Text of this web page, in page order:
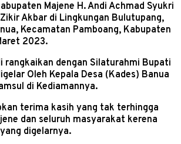
Majene H. Andi Achmad Syukri
Akbar di Lingkungan Bulutupang,
Kecamatan Pamboang, Kabupaten
2023.
rangkaikan dengan Silaturahmi Bupati
Oleh Kepala Desa (Kades) Banua
di Kediamannya.
terima kasih yang tak terhingga
dan seluruh masyarakat kerena
digelarnya.